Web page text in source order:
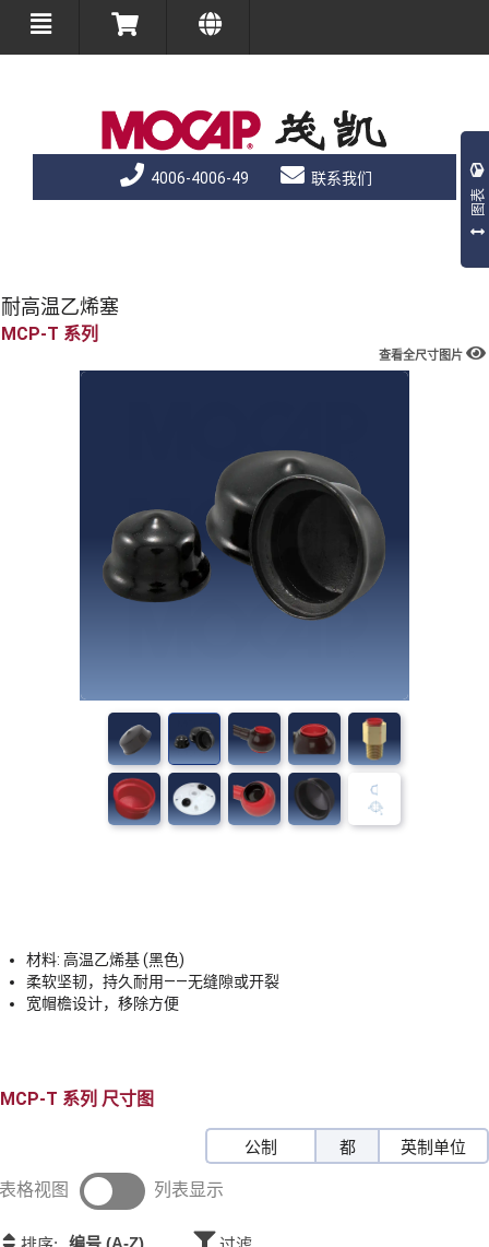
4006-4006-49 联系我们
耐高温乙烯塞
MCP-T
查看全尺寸图片
材料: 高温乙烯基 (黑色)
柔软坚韧，持久耐用——无缝隙或开裂
宽帽檐设计，移除方便
MCP-T 尺寸图
公制 都 英制单位
表格视图 列表显示
图表